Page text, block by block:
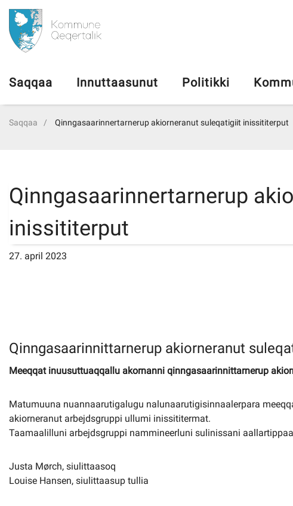
Ileqqoreqqusat
Atorfiit
Piffissamik inniminniineq
Saqqaa Innuttaasunut Politikki
Saqqaa Qinngasaarinnertarnerup akiorneranut suleqatigiit inissititerput
Qinngasaarinnertarnerup
inissititerput
27. april 2023
Qinngasaarinnittarnerup akiorneranut
Meeqqat inuusuttuaqqallu akornanni qinngasaarinnittarnerup
Matumuuna nuannaarutigalugu nalunaarutigisinnaalerpara
akiorneranut arbejdsgruppi ullumi inissititermat.
Taamaalilluni arbejdsgruppi nammineerluni sulinissani
Justa Mørch, siulittaasoq
Louise Hansen, siulittaasup tullia